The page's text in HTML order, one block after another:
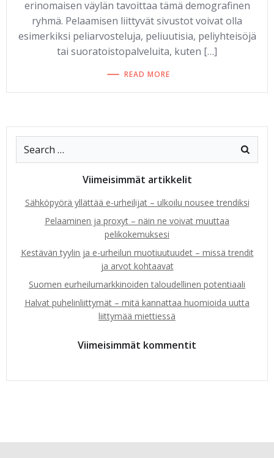
erinomaisen väylän tavoittaa tämä demografinen
ryhmä. Pelaamisen liittyvät sivustot voivat olla
esimerkiksi peliarvosteluja, peliuutisia, peliyhteisöjä
tai suoratoistopalveluita, kuten […]
READ MORE
Viimeisimmät artikkelit
Sähköpyörä yllättää e-urheilijat – ulkoilu nousee trendiksi
Pelaaminen ja proxyt – näin ne voivat muuttaa
pelikokemuksesi
Kestävän tyylin ja e-urheilun muotiuutuudet – missä trendit
ja arvot kohtaavat
Suomen eurheilumarkkinoiden taloudellinen potentiaali
Halvat puhelinliittymät – mitä kannattaa huomioida uutta
liittymää miettiessä
Viimeisimmät kommentit